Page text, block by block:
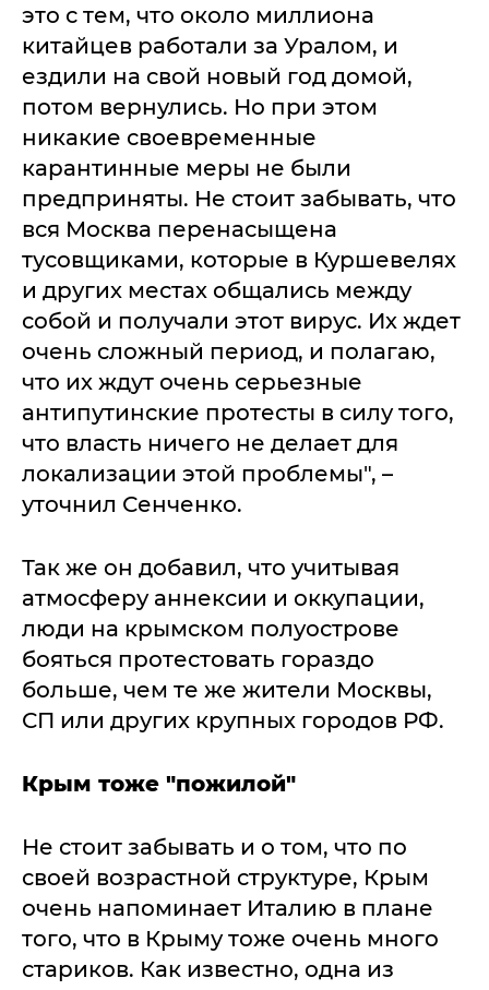
это с тем, что около миллиона
китайцев работали за Уралом, и
ездили на свой новый год домой,
потом вернулись. Но при этом
никакие своевременные
карантинные меры не были
предприняты. Не стоит забывать, что
вся Москва перенасыщена
тусовщиками, которые в Куршевелях
и других местах общались между
собой и получали этот вирус. Их ждет
очень сложный период, и полагаю,
что их ждут очень серьезные
антипутинские протесты в силу того,
что власть ничего не делает для
локализации этой проблемы", –
уточнил Сенченко.
Так же он добавил, что учитывая
атмосферу аннексии и оккупации,
люди на крымском полуострове
бояться протестовать гораздо
больше, чем те же жители Москвы,
СП или других крупных городов РФ.
Крым тоже "пожилой"
Не стоит забывать и о том, что по
своей возрастной структуре, Крым
очень напоминает Италию в плане
того, что в Крыму тоже очень много
стариков. Как известно, одна из